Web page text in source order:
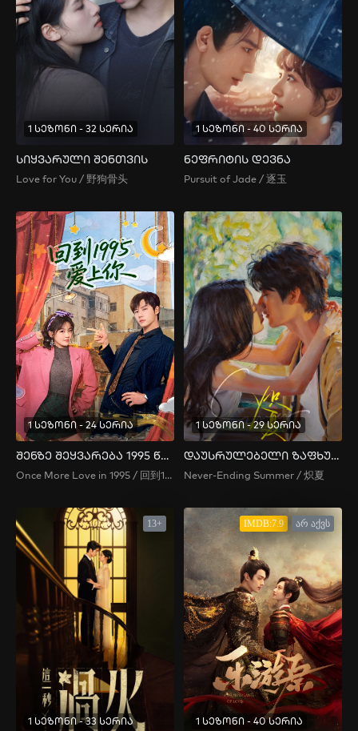
1 სეზონი - 32 სერია
სიყვარული შენთვის
Love for You / 野狗骨头
1 სეზონი - 40 სერია
ნეფრიტის დევნა
Pursuit of Jade / 逐玉
1 სეზონი - 24 სერია
შენზე შეყვარება 1995 წელს
Once More Love in 1995 / 回到1995爱上你
1 სეზონი - 29 სერია
დაუსრულებელი ზაფხული
Never-Ending Summer / 炽夏
13+
1 სეზონი - 33 სერია
IMDB:7.9 არ აქვს
1 სეზონი - 40 სერია